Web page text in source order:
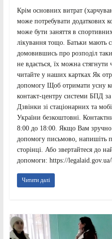
Крім основних витрат
може потребувати додаткових
може бути заняття в
лікування тощо. Батьки мають
домовившись про розподіл
не вдається, їх можна
читайте у наших картках Як
допомогу Щоб отримати усну
контакт-центру системи БПД
Дзвінки зі стаціонарних та
України безкоштовні.
8:00 до 18:00. Якщо Вам
допомогу письмово, напишіть
сторінці. Або звертайтеся до
допомоги: https://
Читати далі